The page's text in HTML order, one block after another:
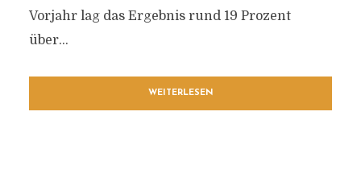
Vorjahr lag das Ergebnis rund 19 Prozent
über...
WEITERLESEN